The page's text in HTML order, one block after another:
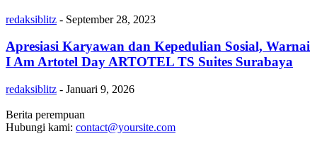
redaksiblitz - September 28, 2023
Apresiasi Karyawan dan Kepedulian Sosial, Warnai
I Am Artotel Day ARTOTEL TS Suites Surabaya
redaksiblitz - Januari 9, 2026
Berita perempuan
Hubungi kami: contact@yoursite.com